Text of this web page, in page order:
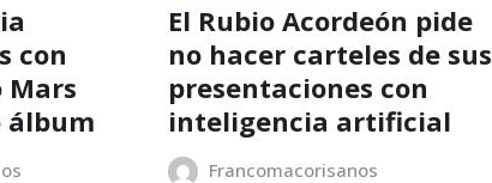
con
Mars
álbum
El Rubio Acordeón pide
no hacer carteles de sus
presentaciones con
inteligencia artificial
Francomacorisanos